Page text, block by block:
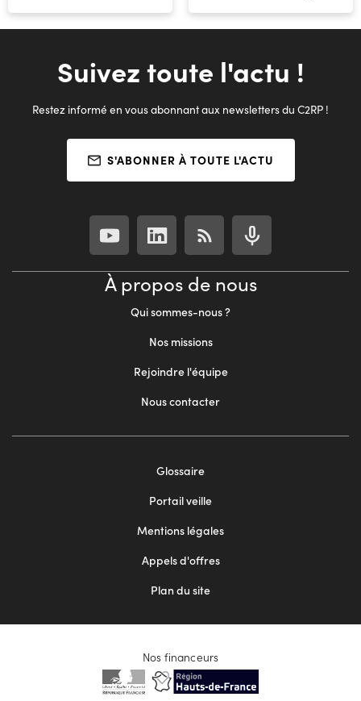
Suivez toute l'actu !
Restez informé en vous abonnant aux newsletters du C2RP !
S'ABONNER À TOUTE L'ACTU
À propos de nous
Qui sommes-nous ?
Nos missions
Rejoindre l'équipe
Nous contacter
Glossaire
Portail veille
Mentions légales
Appels d'offres
Plan du site
Nos financeurs